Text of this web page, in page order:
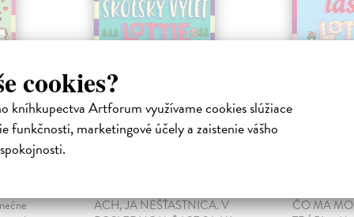
cookies?
kníhkupectva Artforum využívame cookies slúžiace
funkčnosti, marketingové účely a zaistenie vášho
Úplne otrasný
ACH, JA NEŠŤASTNICA. V
ČO MA